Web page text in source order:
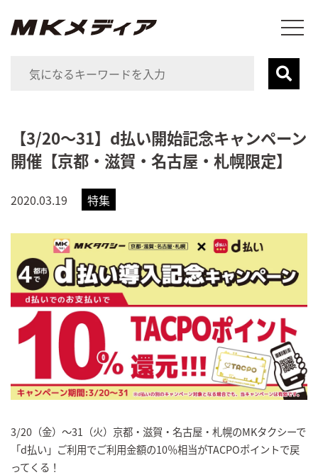
【3/20～31】d払い開始記念キャンペーン
開催【京都・滋賀・名古屋・札幌限定】
2020.03.19 特集
3/20（金）～31（火）京都・滋賀・名古屋・札幌のMKタクシーで
「d払い」ご利用でご利用金額の10％相当がTACPOポイントで戻
ってくる！